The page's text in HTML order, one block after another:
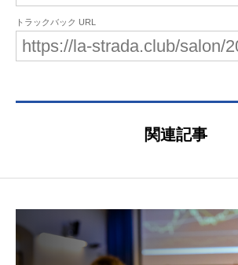
トラックバック URL
関連記事